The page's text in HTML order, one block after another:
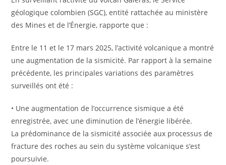
géologique colombien (SGC), entité rattachée au ministère
des Mines et de l’Énergie, rapporte que :
Entre le 11 et le 17 mars 2025, l’activité volcanique a montré
une augmentation de la sismicité. Par rapport à la semaine
précédente, les principales variations des paramètres
surveillés ont été :
• Une augmentation de l’occurrence sismique a été
enregistrée, avec une diminution de l’énergie libérée.
La prédominance de la sismicité associée aux processus de
fracture des roches au sein du système volcanique s’est
poursuivie.